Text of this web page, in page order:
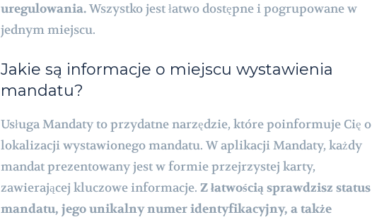
uregulowania.Wszystko jest łatwo dostępne i pogrupowane w
jednym miejscu.
Jakie są informacje o miejscu wystawienia
mandatu?
Usługa Mandaty to przydatne narzędzie, które poinformuje Cię o
lokalizacji wystawionego mandatu. W aplikacji Mandaty, każdy
mandat prezentowany jest w formie przejrzystej karty,
zawierającej kluczowe informacje. Z łatwością sprawdzisz status
mandatu, jego unikalny numer identyfikacyjny, a także